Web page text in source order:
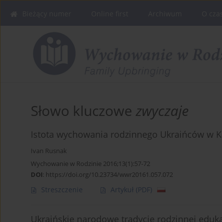
Słowo kluczowe zwyczaje
Istota wychowania rodzinnego Ukraińców w
Ivan Rusnak
Wychowanie w Rodzinie 2016;13(1):57-72
DOI: https://doi.org/10.23734/wwr20161.057.072
Streszczenie Artykuł (PDF)
Ukraińskie narodowe tradycje rodzinnej